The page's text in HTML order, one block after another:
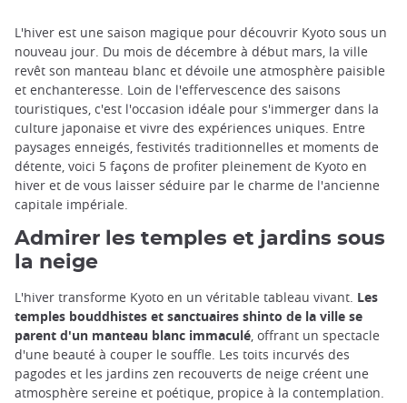
L'hiver est une saison magique pour découvrir Kyoto sous un
nouveau jour. Du mois de décembre à début mars, la ville
revêt son manteau blanc et dévoile une atmosphère paisible
et enchanteresse. Loin de l'effervescence des saisons
touristiques, c'est l'occasion idéale pour s'immerger dans la
culture japonaise et vivre des expériences uniques. Entre
paysages enneigés, festivités traditionnelles et moments de
détente, voici 5 façons de profiter pleinement de Kyoto en
hiver et de vous laisser séduire par le charme de l'ancienne
capitale impériale.
Admirer les temples et jardins sous
la neige
L'hiver transforme Kyoto en un véritable tableau vivant. Les
temples bouddhistes et sanctuaires shinto de la ville se
parent d'un manteau blanc immaculé, offrant un spectacle
d'une beauté à couper le souffle. Les toits incurvés des
pagodes et les jardins zen recouverts de neige créent une
atmosphère sereine et poétique, propice à la contemplation.